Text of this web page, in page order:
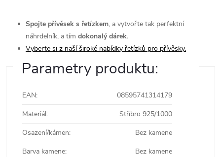
Spojte přívěsek s řetízkem, a vytvořte tak perfektní
náhrdelník, a tím dokonalý dárek.
Vyberte si z naší široké nabídky řetízků pro přívěsky.
Parametry produktu:
EAN:
08595741314179
Materiál:
Stříbro 925/1000
Osazení/kámen:
Bez kamene
Barva kamene: Bez kamene